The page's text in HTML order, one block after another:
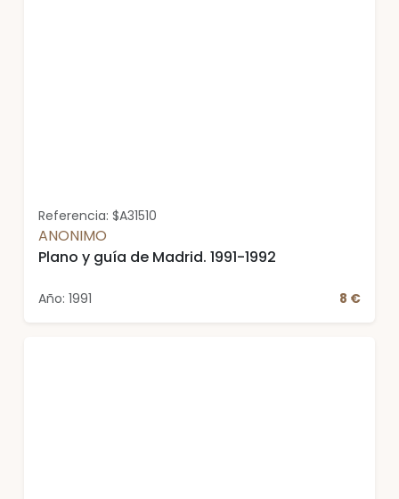
Referencia: $A31510
ANONIMO
Plano y guía de Madrid. 1991-1992
Año: 1991 8 €